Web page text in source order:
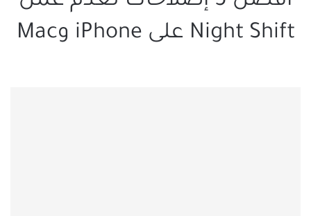
Night Shift على iPhone وMac